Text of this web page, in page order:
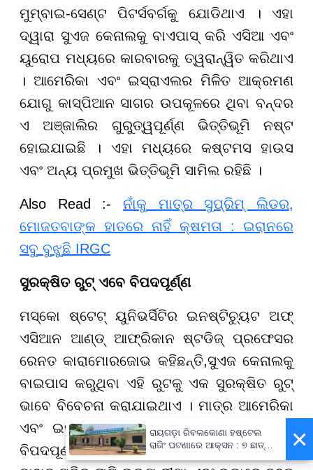
ମୁମ୍ବାଇ-ସେଣ୍ଟ ପିଟର୍ସବର୍ଗକୁ ଯୋଡିଥାଏ । ଏହା
ଦ୍ୱାରା ସୁଏଜ କେନାଲକୁ ବାଏପାସ୍ କରି ଏସିଆ ଏବଂ
ୟୁରୋପ ମଧ୍ୟରେ କାରବାରକୁ ତ୍ୱରାନ୍ୱିତ କରିଥାଏ
। ଆମେରିକା ଏବଂ ଇସ୍ରାଏଲର ମିଳିତ ଆକ୍ରମଣ
ଯୋଗୁ କାସ୍ପିଆନ ସାଗର ଉପକୂଳରେ ଥିବା ବନ୍ଦର
ଏ ଅଞ୍ଜାଲିର ଗୁରୁତ୍ୱପୂର୍ଣ୍ଣ ଭିତ୍ତିଭୂମି ନଷ୍ଟ
ହୋଇଯାଇଛି । ଏହା ମଧ୍ୟରେ କଷ୍ଟମସ ହାଉସ
ଏବଂ ଅନ୍ୟ ପ୍ରମୁଖ ଭିତ୍ତିଭୂମି ସାମିଲ ରହିଛି ।
Also Read :- ନାଁକୁ ମାତ୍ର ସୁପ୍ରିମ୍ ଲିଡର,
ମୋଜତବାଙ୍କ ହାତରେ ନାହିଁ କ୍ଷମତା : ଇରାନରେ
ସବୁ ବୁଝୁଛି IRGC
ସୁରକ୍ଷିତ ରୁଟ୍ ଏବେ ବିପଦପୂର୍ଣ୍ଣ
ମସ୍କୋ ଷ୍ଟେଟ୍ ୟୁନିଭର୍ସିଟିର ଇନଷ୍ଟିଚ୍ୟୁଟ ଅଫ୍
ଏସିଆନ ଆଣ୍ଡ୍ ଆଫ୍ରିକାନ ଷ୍ଟଡିଜ୍ ପ୍ରଫେସର
ରେନତ କାରାମୋରଜୋଭ କହିଛନ୍ତି,ସୁଏଜ କେନାଲକୁ
ବାଇପାସ କରୁଥିବା ଏହି ରୁଟକୁ ଏକ ସୁରକ୍ଷିତ ରୁଟ୍
ଭାବେ ବିବେଚନା କରାଯାଇଥାଏ । ମାତ୍ର ଆମେରିକା
ଏବଂ ଇସ୍ରାଏଲର ମିଳିତ ଆକ୍ରମଣ ଯୋଗୁ ଏହା
ବିପଦପୂର୍ଣ୍ଣ ହୋଇଯାଇଛି । ଏହି ରୁଟରେ ଯାଉଥିବା ×
ରାୟଗଡ଼ା ରିବଲକୋଣା ହଷ୍ଟେଲ
ରାଗିଂ ଘଟଣାରେ ଆକ୍ସନ : ୭ ଛାତ୍ର
ବହିଷ୍କୃତ, ପ୍ରଧାନଶିକ୍ଷକଙ୍କୁ